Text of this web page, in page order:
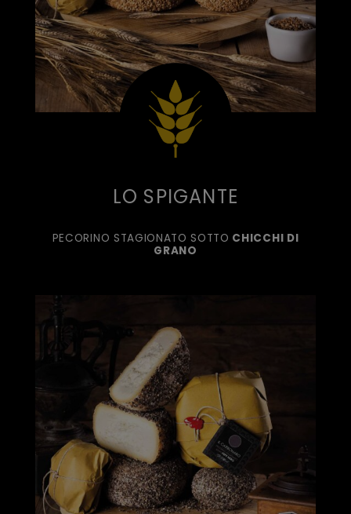
LO SPIGANTE
PECORINO STAGIONATO SOTTO CHICCHI DI
GRANO